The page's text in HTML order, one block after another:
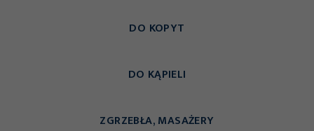
DO KOPYT
DO KĄPIELI
ZGRZEBŁA, MASAŻERY